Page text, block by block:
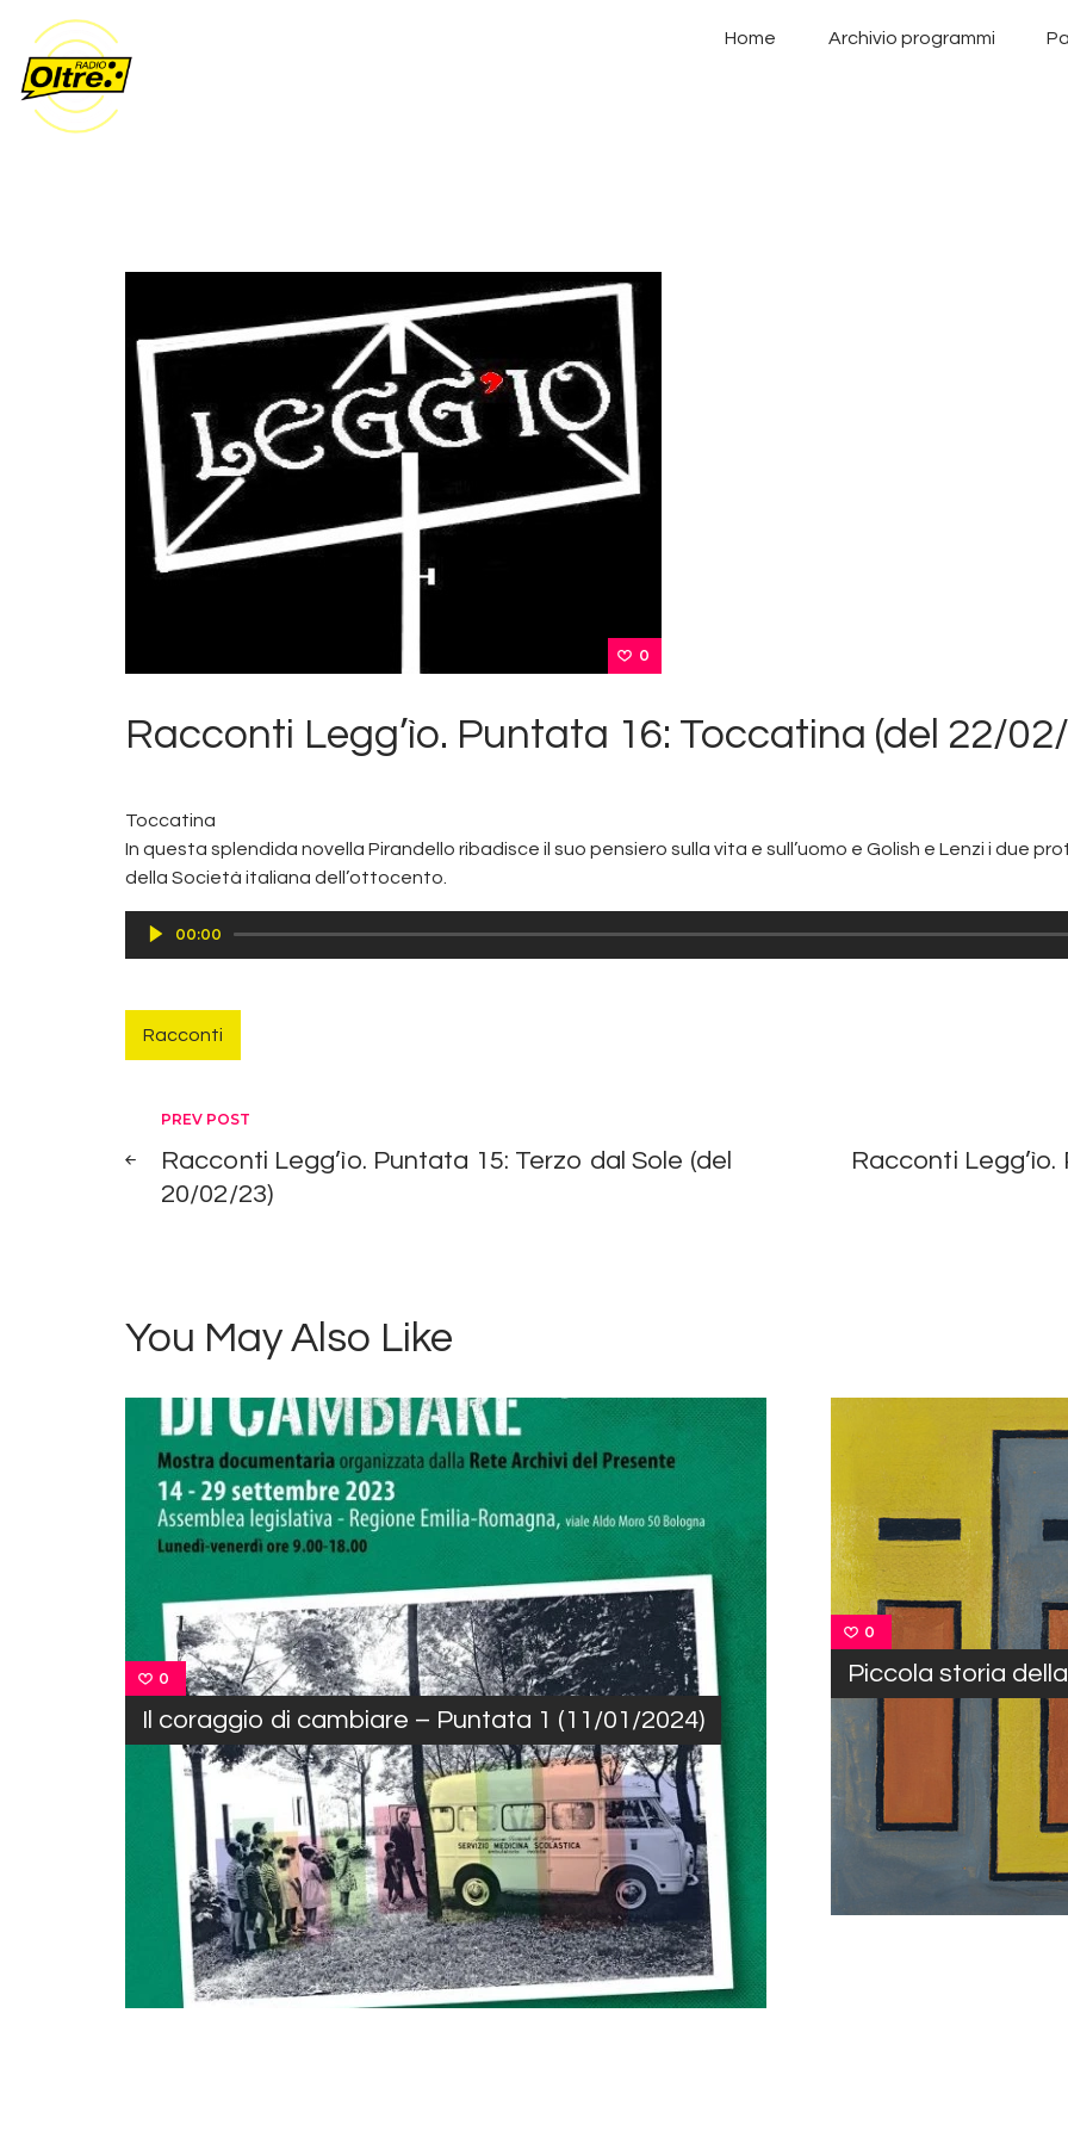
Home Archivio programmi
Contatti
Privacy Policy
0
Racconti Legg’ìo. Puntata 16: Toccatina (del 22/
Toccatina
In questa splendida novella Pirandello ribadisce il suo pensiero sulla vita e sull’uomo e Golish e Lenzi i due
della Società italiana dell’ottocento.
Audio
00:00
Racconti
Navigazione
articoli
PREV POST
Racconti Legg’ìo. Puntata 15: Terzo dal Sole (del
20/02/23)
Racconti Legg’ìo.
You May Also Like
0
Il coraggio di cambiare – Puntata 1 (11/01/2024)
0
Piccola storia